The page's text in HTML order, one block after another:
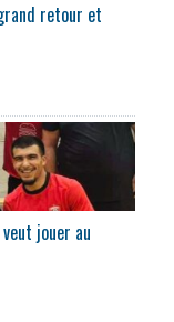
retour et
veut jouer au